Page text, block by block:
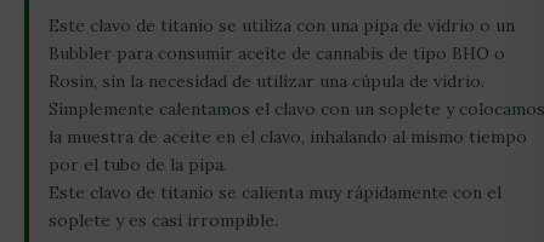
Este clavo de titanio se utiliza con una pipa de vidrio o un
Bubbler para consumir aceite de cannabis de tipo BHO o
Rosin, sin la necesidad de utilizar una cúpula de vidrio.
Simplemente calentamos el clavo con un soplete y colocamos
la muestra de aceite en el clavo, inhalando al mismo tiempo
por el tubo de la pipa.
Este clavo de titanio se calienta muy rápidamente con el
soplete y es casi irrompible.